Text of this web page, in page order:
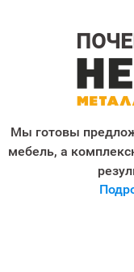
Мы готовы
мебель, а